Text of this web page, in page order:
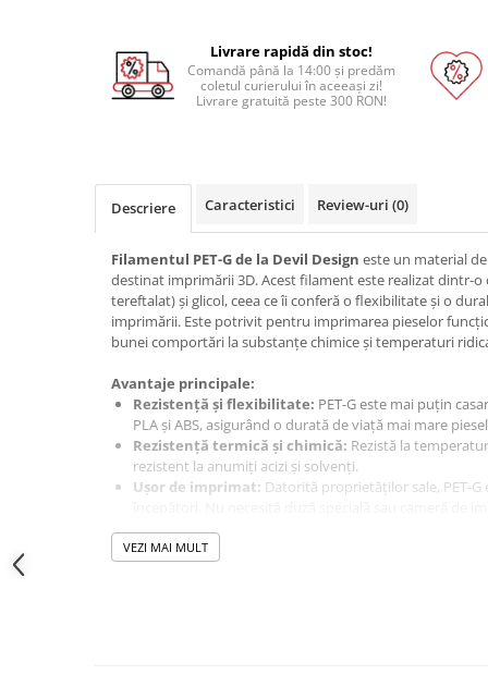
Incarcare, descarcare si afisare
Accesorii baterii si acumulatori
Module atasabile Arduino
Module Wireless
Senzori Arduino
pentru Arduino
Termostate
Ecrane LCD, TFT, OLED
Motoare si variatoare
Surse de alimentare
Livrare rapidă din stoc!
Comandă până la 14:00 și predăm
coletul curierului în aceeași zi!
Livrare gratuită peste 300 RON!
Descriere Caracteristici Review-uri (0)
Filamentul PET-G de la Devil Design este un material
destinat imprimării 3D. Acest filament este realizat dintr-o
tereftalat) și glicol, ceea ce îi conferă o flexibilitate și o
imprimării. Este potrivit pentru imprimarea pieselor
bunei comportări la substanțe chimice și temperaturi
Avantaje principale:
Rezistență și flexibilitate: PET-G este mai puțin
PLA și ABS, asigurând o durată de viață mai mare
Rezistență termică și chimică: Rezistă la
rezistent la anumiți acizi și solvenți.
Ușor de imprimat: Datorită proprietăților sale, PET-
Utilizare produs:
VEZI MAI MULT